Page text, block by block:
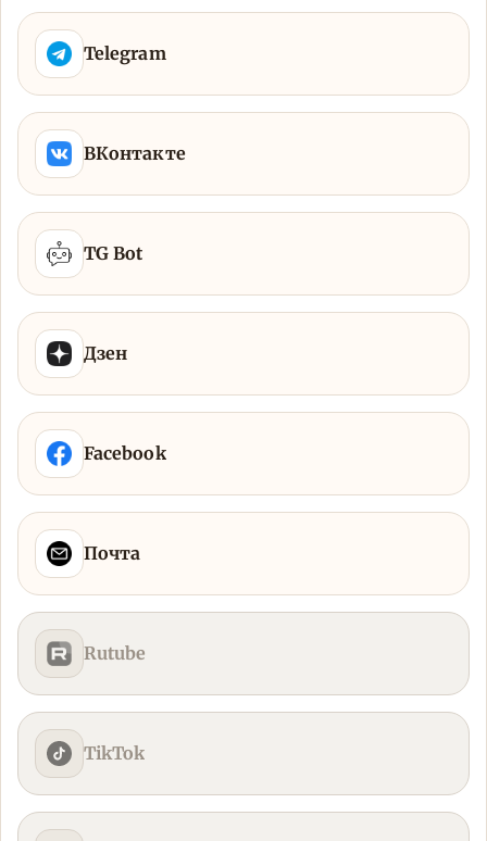
Telegram
ВКонтакте
TG Bot
Дзен
Facebook
Почта
Rutube
TikTok